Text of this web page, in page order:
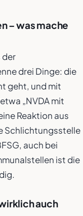
– was mache
der
drei Dinge: die
geht, und mit
„NVDA mit
Reaktion aus
Schlichtungsstelle
auch bei
ist die
auch